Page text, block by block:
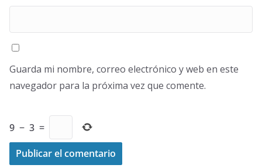
Guarda mi nombre, correo electrónico y web en este
navegador para la próxima vez que comente.
9 − 3 =